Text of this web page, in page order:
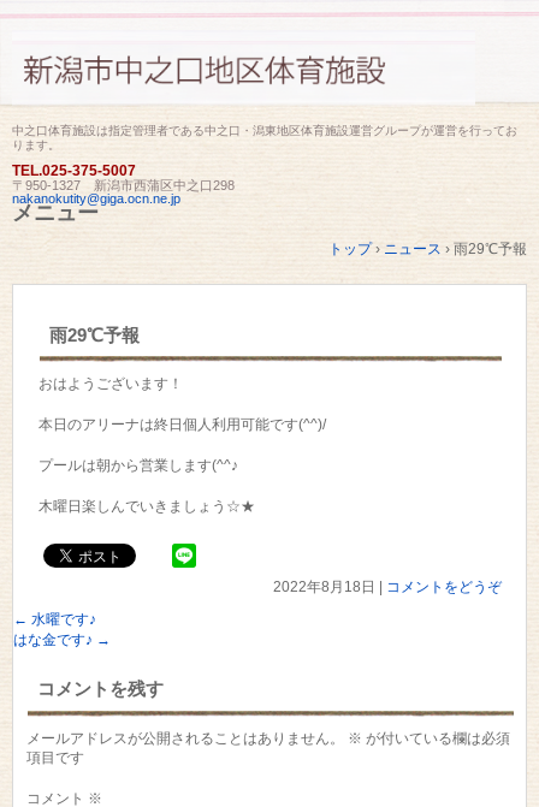
中之口体育施設は指定管理者である中之口・潟東地区体育施設運営グループが運営を行ってお
ります。
TEL.025-375-5007
〒950-1327 新潟市西蒲区中之口298
nakanokutity@giga.ocn.ne.jp
メニュー
トップ › ニュース › 雨29℃予報
雨29℃予報
おはようございます！
本日のアリーナは終日個人利用可能です(^^)/
プールは朝から営業します(^^♪
木曜日楽しんでいきましょう☆★
2022年8月18日
コメントをどうぞ
← 水曜です♪
はな金です♪ →
コメントを残す
メールアドレスが公開されることはありません。 ※ が付いている欄は必須
項目です
コメント ※